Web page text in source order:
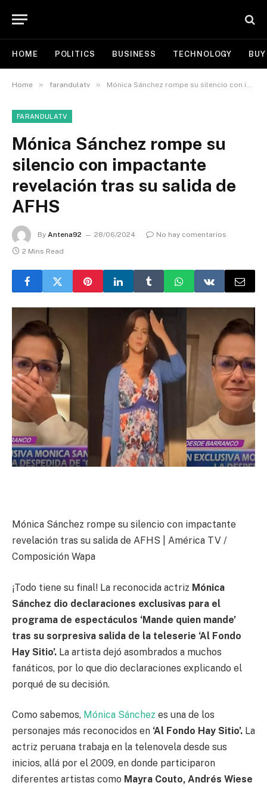
HOME POLITICS BUSINESS TECHNOLOGY
Home » farandulatv » Mónica Sánchez rompe su silencio con impactante revelación tras su salida de AFHS
FARANDULATV
Mónica Sánchez rompe su
silencio con impactante
revelación tras su salida de
AFHS
By Antena92 28/06/2024
No hay comentarios
2 Mins Read
Mónica Sánchez rompe su silencio con impactante
revelación tras su salida de AFHS | América TV /
Composición Wapa
¡Todo tiene su final! La reconocida actriz Mónica
Sánchez dio declaraciones exclusivas para el
programa de espectáculos ‘Mande quien mande’
tras su sorpresiva salida de la teleserie ‘Al Fondo
Hay Sitio’. La artista dejó asombrados a muchos
fanáticos, por lo que dio declaraciones explicando el
porqué de su decisión.
Como sabemos, Mónica Sánchez es una de los
personajes más reconocidos en ‘Al Fondo Hay Sitio’. La
actriz peruana trabaja en la telenovela desde sus
inicios, allá por el 2009, en donde participaron
diferentes artistas como Mayra Couto, Andrés Wiese